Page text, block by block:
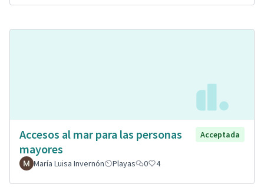
Accesos al mar para las personas
mayores
Acceptada
María Luisa Invernón Playas 0 4